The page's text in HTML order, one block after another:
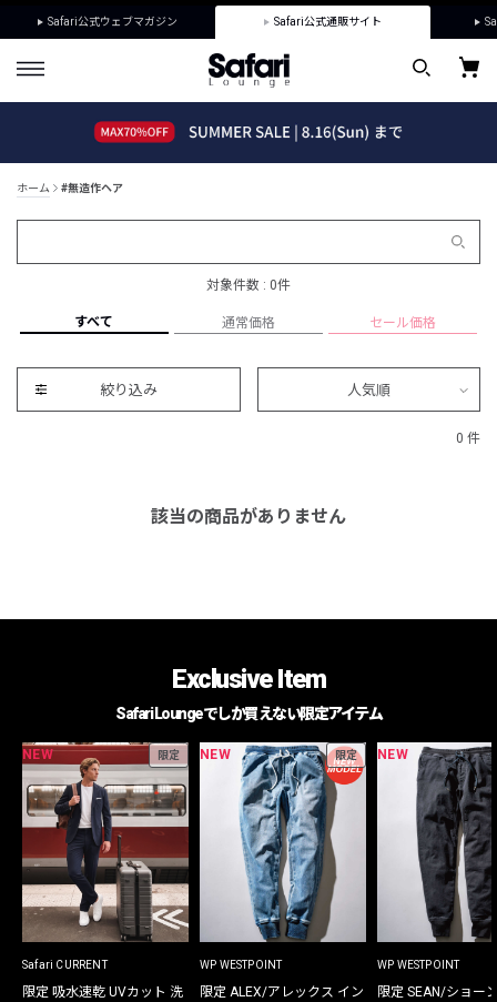
Safari公式ウェブマガジン Safari公式通販サイト
ホーム #無造作ヘア
対象件数 : 0件
すべて 通常価格 セール価格
絞り込み 人気順
0 件
該当の商品がありません
Exclusive Item
Safari Loungeでしか買えない限定アイテム
NEW 限定
Safari CURRENT
限定 吸水速乾 UVカット 洗
NEW 限定
WP WESTPOINT
限定 ALEX/アレックス イン
NEW
WP WESTPOINT
限定 SEAN/ショー